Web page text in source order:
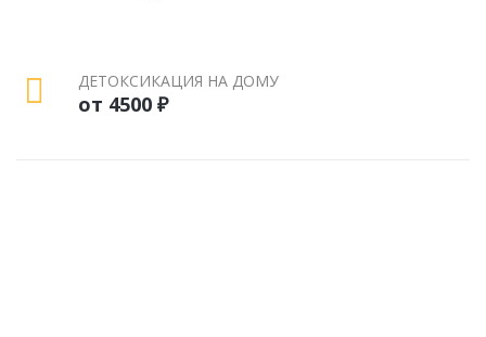
ДЕТОКСИКАЦИЯ НА ДОМУ
от 4500 ₽